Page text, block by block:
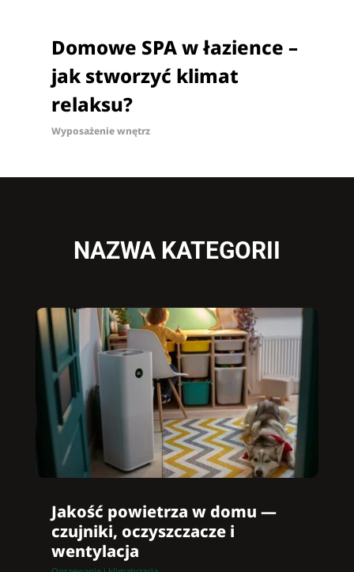
Domowe SPA w łazience –
jak stworzyć klimat
relaksu?
Wyposażenie wnętrz
NAZWA KATEGORII
Jakość powietrza w domu —
czujniki, oczyszczacze i
wentylacja